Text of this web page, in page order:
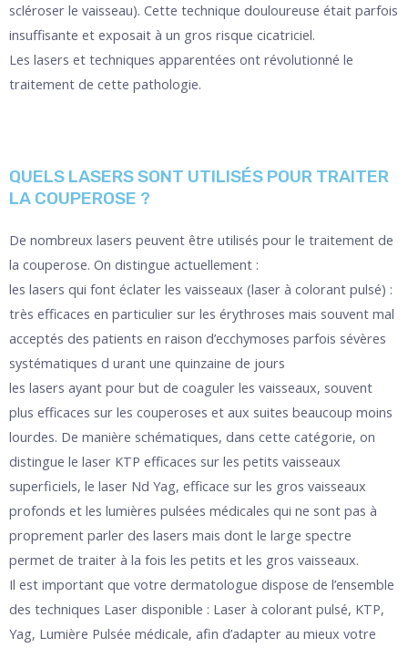
scléroser le vaisseau). Cette technique douloureuse était parfois
insuffisante et exposait à un gros risque cicatriciel.
Les lasers et techniques apparentées ont révolutionné le
traitement de cette pathologie.
QUELS LASERS SONT UTILISÉS POUR TRAITER
LA COUPEROSE ?
De nombreux lasers peuvent être utilisés pour le traitement de
la couperose. On distingue actuellement :
les lasers qui font éclater les vaisseaux (laser à colorant pulsé) :
très efficaces en particulier sur les érythroses mais souvent mal
acceptés des patients en raison d’ecchymoses parfois sévères
systématiques d urant une quinzaine de jours
les lasers ayant pour but de coaguler les vaisseaux, souvent
plus efficaces sur les couperoses et aux suites beaucoup moins
lourdes. De manière schématiques, dans cette catégorie, on
distingue le laser KTP efficaces sur les petits vaisseaux
superficiels, le laser Nd Yag, efficace sur les gros vaisseaux
profonds et les lumières pulsées médicales qui ne sont pas à
proprement parler des lasers mais dont le large spectre
permet de traiter à la fois les petits et les gros vaisseaux.
Il est important que votre dermatologue dispose de l’ensemble
des techniques Laser disponible : Laser à colorant pulsé, KTP,
Yag, Lumière Pulsée médicale, afin d’adapter au mieux votre